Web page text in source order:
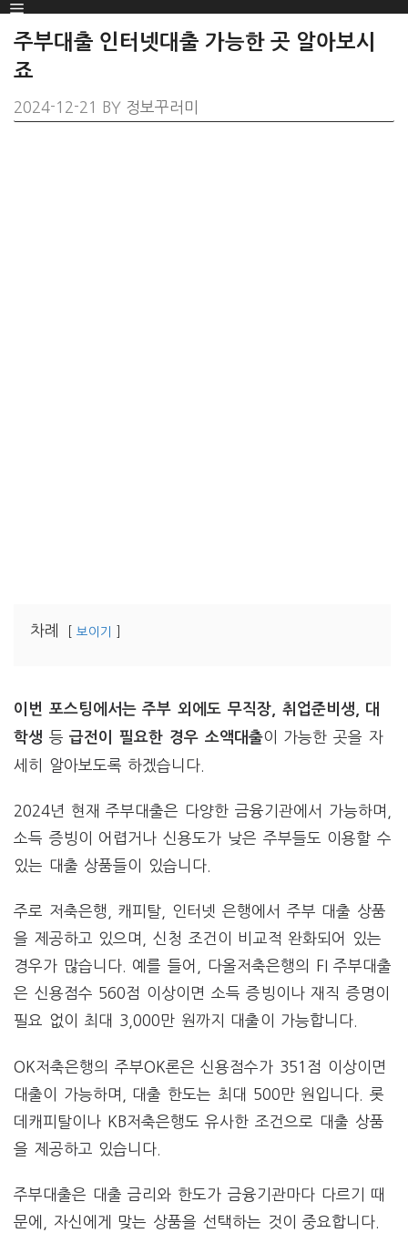
SKIP
TO
CONTENT
Menu
주부대출 인터넷대출 가능한 곳 알아보시
죠
2024-12-21 BY 정보꾸러미
차례 보이기
이번 포스팅에서는 주부 외에도 무직장, 취업준비생, 대
학생 등급전이 필요한 경우 소액대출이 가능한 곳을 자
세히 알아보도록 하겠습니다.
2024년 현재 주부대출은 다양한 금융기관에서 가능하며,
소득 증빙이 어렵거나 신용도가 낮은 주부들도 이용할 수
있는 대출 상품들이 있습니다.
주로 저축은행, 캐피탈, 인터넷 은행에서 주부 대출 상품
을 제공하고 있으며, 신청 조건이 비교적 완화되어 있는
경우가 많습니다. 예를 들어, 다올저축은행의 FI 주부대출
은 신용점수 560점 이상이면 소득 증빙이나 재직 증명이
필요 없이 최대 3,000만 원까지 대출이 가능합니다.
OK저축은행의 주부OK론은 신용점수가 351점 이상이면
대출이 가능하며, 대출 한도는 최대 500만 원입니다. 롯
데캐피탈이나 KB저축은행도 유사한 조건으로 대출 상품
을 제공하고 있습니다​.
주부대출은 대출 금리와 한도가 금융기관마다 다르기 때
문에, 자신에게 맞는 상품을 선택하는 것이 중요합니다.